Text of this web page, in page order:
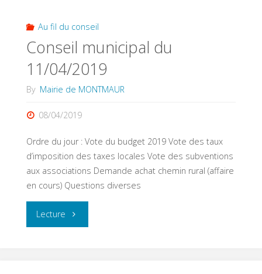
25/09/2019"
Au fil du conseil
Conseil municipal du
11/04/2019
By Mairie de MONTMAUR
08/04/2019
Ordre du jour : Vote du budget 2019 Vote des taux
d’imposition des taxes locales Vote des subventions
aux associations Demande achat chemin rural (affaire
en cours) Questions diverses
Lecture "Conseil